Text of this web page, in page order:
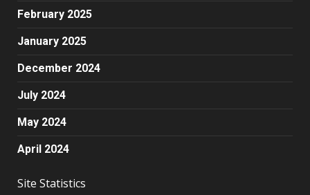
February 2025
January 2025
December 2024
July 2024
May 2024
April 2024
Site Statistics